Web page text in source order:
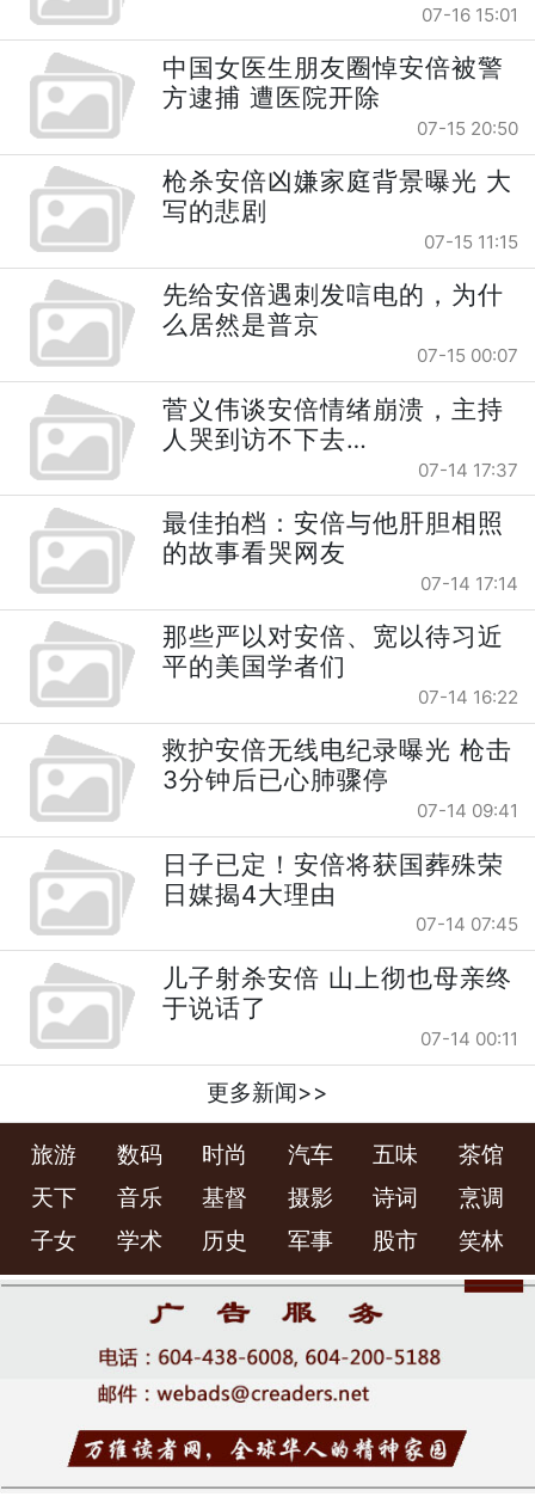
07-16 15:01
中国女医生朋友圈悼安倍被警
方逮捕 遭医院开除
07-15 20:50
枪杀安倍凶嫌家庭背景曝光 大
写的悲剧
07-15 11:15
先给安倍遇刺发唁电的，为什
么居然是普京
07-15 00:07
菅义伟谈安倍情绪崩溃，主持
人哭到访不下去…
07-14 17:37
最佳拍档：安倍与他肝胆相照
的故事看哭网友
07-14 17:14
那些严以对安倍、宽以待习近
平的美国学者们
07-14 16:22
救护安倍无线电纪录曝光 枪击
3分钟后已心肺骤停
07-14 09:41
日子已定！安倍将获国葬殊荣
日媒揭4大理由
07-14 07:45
儿子射杀安倍 山上彻也母亲终
于说话了
07-14 00:11
更多新闻>>
旅游 数码 时尚 汽车 五味
茶馆
天下
音乐 基督 摄影 诗词
烹调
子女
学术 历史 军事 股市 笑林